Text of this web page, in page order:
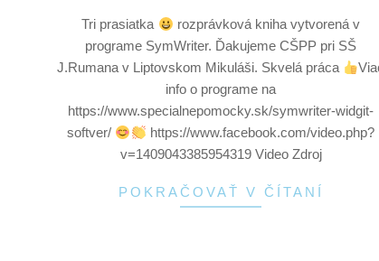
Tri prasiatka
rozprávková kniha vytvorená v
programe SymWriter. Ďakujeme CŠPP pri SŠ
J.Rumana v Liptovskom Mikuláši. Skvelá práca
info o programe na
https://www.specialnepomocky.sk/symwriter-widgit-
softver/
https://www.facebook.com/video.php?
v=1409043385954319 Video Zdroj
POKRAČOVAŤ V ČÍTANÍ